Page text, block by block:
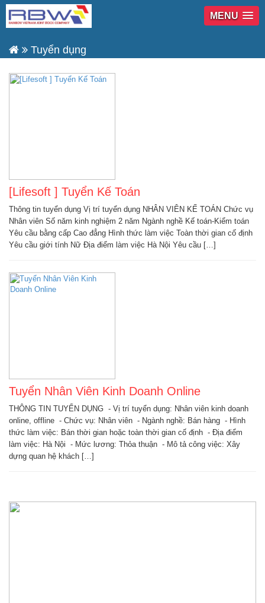
MENU
Tuyển dụng
[Lifesoft ] Tuyển Kế Toán
Thông tin tuyển dụng Vị trí tuyển dụng NHÂN VIÊN KẾ TOÁN Chức vụ
Nhân viên Số năm kinh nghiệm 2 năm Ngành nghề Kế toán-Kiểm toán
Yêu cầu bằng cấp Cao đẳng Hình thức làm việc Toàn thời gian cố định
Yêu cầu giới tính Nữ Địa điểm làm việc Hà Nội Yêu cầu […]
Tuyển Nhân Viên Kinh Doanh Online
THÔNG TIN TUYỂN DỤNG - Vị trí tuyển dụng: Nhân viên kinh doanh
online, offline - Chức vụ: Nhân viên - Ngành nghề: Bán hàng - Hình
thức làm việc: Bán thời gian hoặc toàn thời gian cố định - Địa điểm
làm việc: Hà Nội - Mức lương: Thỏa thuận - Mô tả công việc: Xây
dựng quan hệ khách […]